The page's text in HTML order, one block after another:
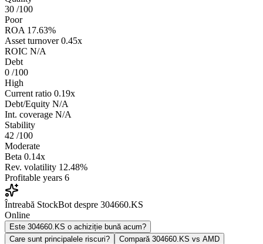
30 /100
Poor
ROA 17.63%
Asset turnover 0.45x
ROIC N/A
Debt
0 /100
High
Current ratio 0.19x
Debt/Equity N/A
Int. coverage N/A
Stability
42 /100
Moderate
Beta 0.14x
Rev. volatility 12.48%
Profitable years 6
Întreabă StockBot despre 304660.KS
Online
Este 304660.KS o achiziție bună acum?
Care sunt principalele riscuri?
Compară 304660.KS vs AMD